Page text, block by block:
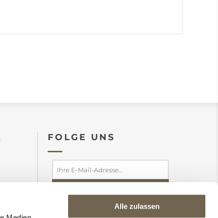
Alle zulassen
FOLGE UNS
abbestellen